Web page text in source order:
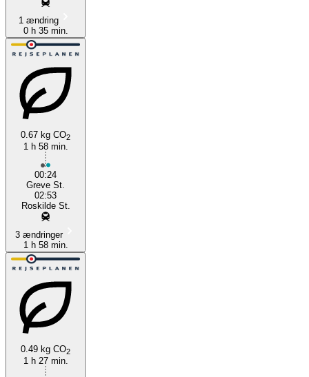
1 ændring
0 h 35 min.
0.67 kg CO2
1 h 58 min.
00:24
Greve St.
02:53
Roskilde St.
3 ændringer
1 h 58 min.
0.49 kg CO2
1 h 27 min.